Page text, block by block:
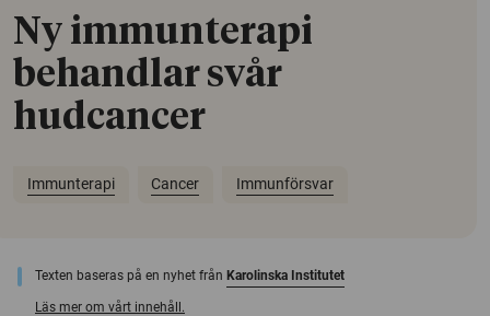
Ny immunterapi
behandlar svår
hudcancer
Immunterapi Cancer Immunförsvar
Texten baseras på en nyhet från Karolinska Institutet
Läs mer om vårt innehåll.